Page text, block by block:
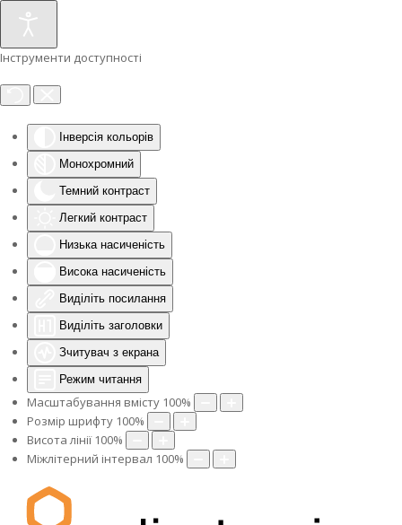
Інструменти доступності
Інверсія кольорів
Монохромний
Темний контраст
Легкий контраст
Низька насиченість
Висока насиченість
Виділіть посилання
Виділіть заголовки
Зчитувач з екрана
Режим читання
Масштабування вмісту 100%
Розмір шрифту 100%
Висота лінії 100%
Міжлітерний інтервал 100%